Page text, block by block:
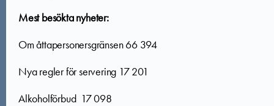
Mest besökta nyheter:
Om åttapersonersgränsen 66 394
Nya regler för servering 17 201
Alkoholförbud 17 098